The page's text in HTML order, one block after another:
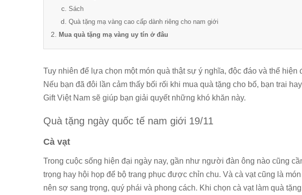
Sách
Quà tặng mạ vàng cao cấp dành riêng cho nam giới
Mua quà tặng mạ vàng uy tín ở đâu
Tuy nhiên để lựa chọn một món quà thật sự ý nghĩa, độc đáo và thể
Nếu bạn đã đôi lần cảm thấy bối rối khi mua quà tặng cho bố, bạn trai
Gift Việt Nam sẽ giúp bạn giải quyết những khó khăn này.
Quà tặng ngày quốc tế nam giới 19/11
Cà vạt
Trong cuộc sống hiện đại ngày nay, gần như người đàn ông nào cũng
trọng hay hội họp để bộ trang phục được chỉn chu. Và cà vạt cũng là
nên sợ sang trọng, quý phái và phong cách. Khi chọn cà vạt làm quà